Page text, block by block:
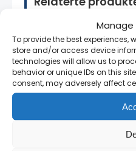
To provide the best experiences,
store and/or access device
technologies will allow us to
behavior or unique IDs on this
consent, may adversely affect
AM3HDCN
Torches (5-Pack)
MIG-brennere —
andre
AM1CN Conical
Assembly (5pcs
dyse 12 mm —